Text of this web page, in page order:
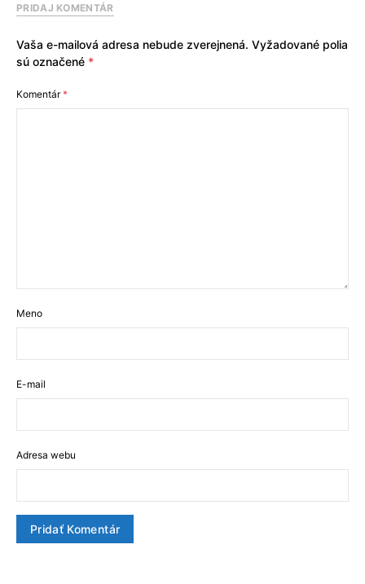
PRIDAJ KOMENTÁR
Vaša e-mailová adresa nebude zverejnená. Vyžadované polia
sú označené *
Komentár*
Meno
E-mail
Adresa webu